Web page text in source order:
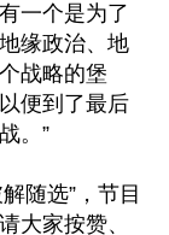
一个是为了
缘政治、地
战略的堡
便到了最后
。”
随选”，节目
大家按赞、